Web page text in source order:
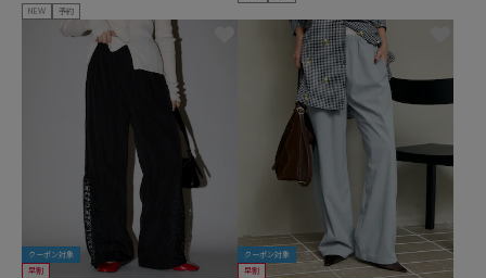
NEW 予約
クーポン対象
早割
クーポン対象
早割